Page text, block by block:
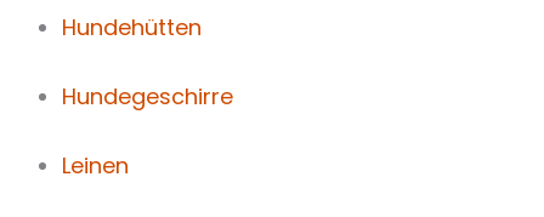
Hundehütten
Hundegeschirre
Leinen